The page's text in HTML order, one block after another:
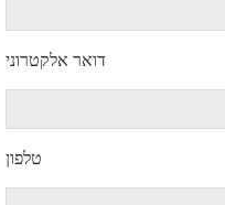
דואר אלקטרוני
טלפון